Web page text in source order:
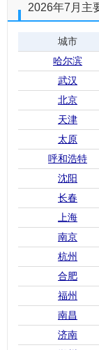
2026年7月主
城市
哈尔滨
武汉
北京
天津
太原
呼和浩特
沈阳
长春
上海
南京
杭州
合肥
福州
南昌
济南